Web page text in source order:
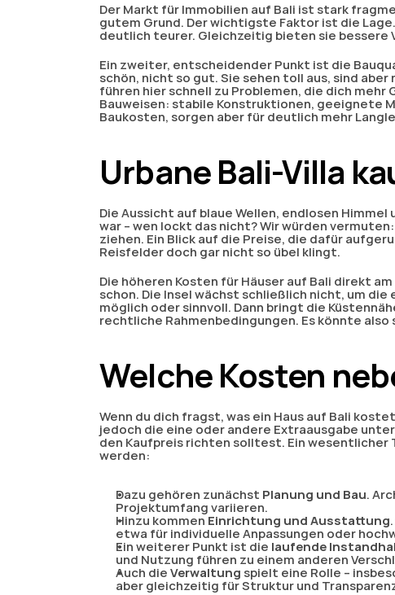
Der Markt für Immobilien auf Bali ist stark
gutem Grund. Der wichtigste Faktor ist die
deutlich teurer. Gleichzeitig bieten sie bessere
Ein zweiter, entscheidender Punkt ist die
schön, nicht so gut. Sie sehen toll aus, sind
führen hier schnell zu Problemen, die dich
Bauweisen: stabile Konstruktionen, geeignete
Baukosten, sorgen aber für deutlich mehr
Urbane Bali-Villa
Die Aussicht auf blaue Wellen, endlosen
war – wen lockt das nicht? Wir würden
ziehen. Ein Blick auf die Preise, die dafür
Reisfelder doch gar nicht so übel klingt.
Die höheren Kosten für Häuser auf Bali direkt
schon. Die Insel wächst schließlich nicht, um
möglich oder sinnvoll. Dann bringt die
rechtliche Rahmenbedingungen. Es könnte
Welche Kosten
Wenn du dich fragst, was ein Haus auf Bali
jedoch die eine oder andere Extraausgabe
den Kaufpreis richten solltest. Ein
werden:
Dazu gehören zunächst Planung und Bau.
Projektumfang variieren.
Hinzu kommen Einrichtung und Ausstattung
etwa für individuelle Anpassungen oder
Ein weiterer Punkt ist die laufende
und Nutzung führen zu einem anderen
Auch die Verwaltung spielt eine Rolle –
aber gleichzeitig für Struktur und